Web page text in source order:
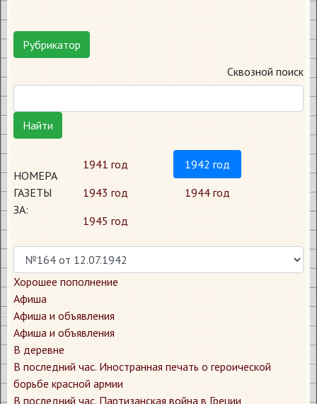
Рубрикатор
Сквозной поиск
Найти
НОМЕРА
ГАЗЕТЫ
ЗА:
1941 год
1942 год
1943 год
1944 год
1945 год
Хорошее пополнение
Афиша
Афиша и объявления
Афиша и объявления
В деревне
В последний час. Иностранная печать о героической
борьбе красной армии
В последний час. Партизанская война в Греции